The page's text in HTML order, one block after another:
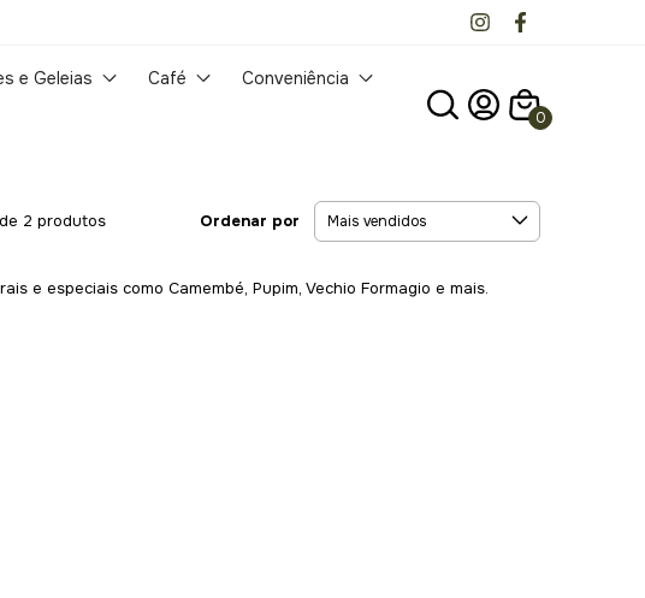
e Geleias Café Conveniência
0
2 produtos Ordenar por
e especiais como Camembé, Pupim, Vechio Formagio e mais.